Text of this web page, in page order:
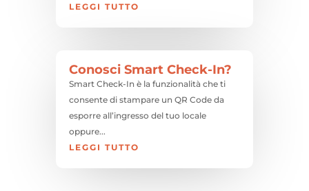
LEGGI TUTTO
Conosci Smart Check-In?
Smart Check-In è la funzionalità che ti
consente di stampare un QR Code da
esporre all’ingresso del tuo locale
oppure...
LEGGI TUTTO